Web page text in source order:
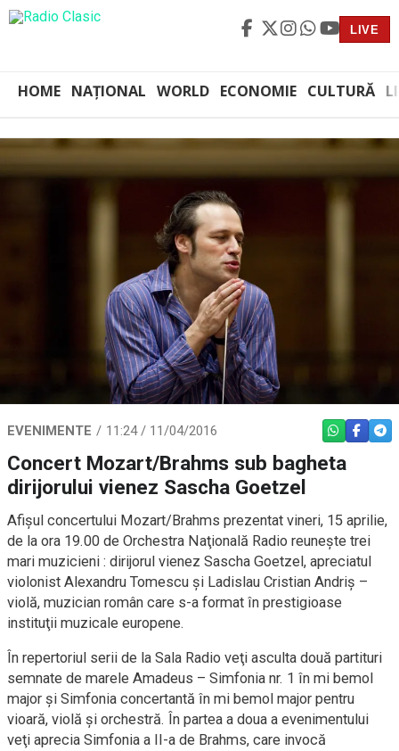
LIVE
HOME NAȚIONAL WORLD ECONOMIE CULTURĂ
EVENIMENTE 11:24 / 11/04/2016 WHATSAPP
Concert Mozart/Brahms sub bagheta
dirijorului vienez Sascha Goetzel
Afişul concertului Mozart/Brahms prezentat vineri, 15 aprilie,
de la ora 19.00 de Orchestra Naţională Radio reuneşte trei
mari muzicieni : dirijorul vienez Sascha Goetzel, apreciatul
violonist Alexandru Tomescu şi Ladislau Cristian Andriş –
violă, muzician român care s-a format în prestigioase
instituţii muzicale europene.
În repertoriul serii de la Sala Radio veţi asculta două partituri
semnate de marele Amadeus – Simfonia nr. 1 în mi bemol
major şi Simfonia concertantă în mi bemol major pentru
vioară, violă şi orchestră. În partea a doua a evenimentului
veţi aprecia Simfonia a II-a de Brahms, care invocă